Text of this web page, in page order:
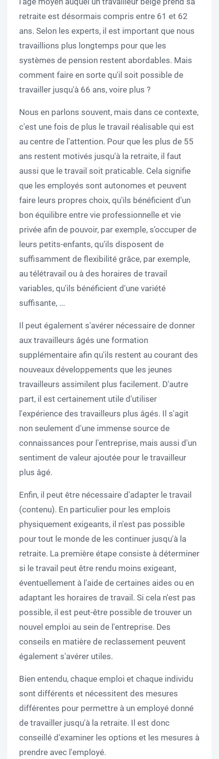
retraite est désormais compris entre 61 et 62
ans. Selon les experts, il est important que nous
travaillions plus longtemps pour que les
systèmes de pension restent abordables. Mais
comment faire en sorte qu'il soit possible de
travailler jusqu'à 66 ans, voire plus ?
Nous en parlons souvent, mais dans ce contexte,
c'est une fois de plus le travail réalisable qui est
au centre de l'attention. Pour que les plus de 55
ans restent motivés jusqu'à la retraite, il faut
aussi que le travail soit praticable. Cela signifie
que les employés sont autonomes et peuvent
faire leurs propres choix, qu'ils bénéficient d'un
bon équilibre entre vie professionnelle et vie
privée afin de pouvoir, par exemple, s'occuper de
leurs petits-enfants, qu'ils disposent de
suffisamment de flexibilité grâce, par exemple,
au télétravail ou à des horaires de travail
variables, qu'ils bénéficient d'une variété
suffisante, ...
Il peut également s'avérer nécessaire de donner
aux travailleurs âgés une formation
supplémentaire afin qu'ils restent au courant des
nouveaux développements que les jeunes
travailleurs assimilent plus facilement. D'autre
part, il est certainement utile d'utiliser
l'expérience des travailleurs plus âgés. Il s'agit
non seulement d'une immense source de
connaissances pour l'entreprise, mais aussi d'un
sentiment de valeur ajoutée pour le travailleur
plus âgé.
Enfin, il peut être nécessaire d'adapter le travail
(contenu). En particulier pour les emplois
physiquement exigeants, il n'est pas possible
pour tout le monde de les continuer jusqu'à la
retraite. La première étape consiste à déterminer
si le travail peut être rendu moins exigeant,
éventuellement à l'aide de certaines aides ou en
adaptant les horaires de travail. Si cela n'est pas
possible, il est peut-être possible de trouver un
nouvel emploi au sein de l'entreprise. Des
conseils en matière de reclassement peuvent
également s'avérer utiles.
Bien entendu, chaque emploi et chaque individu
sont différents et nécessitent des mesures
différentes pour permettre à un employé donné
de travailler jusqu'à la retraite. Il est donc
conseillé d'examiner les options et les mesures à
prendre avec l'employé.